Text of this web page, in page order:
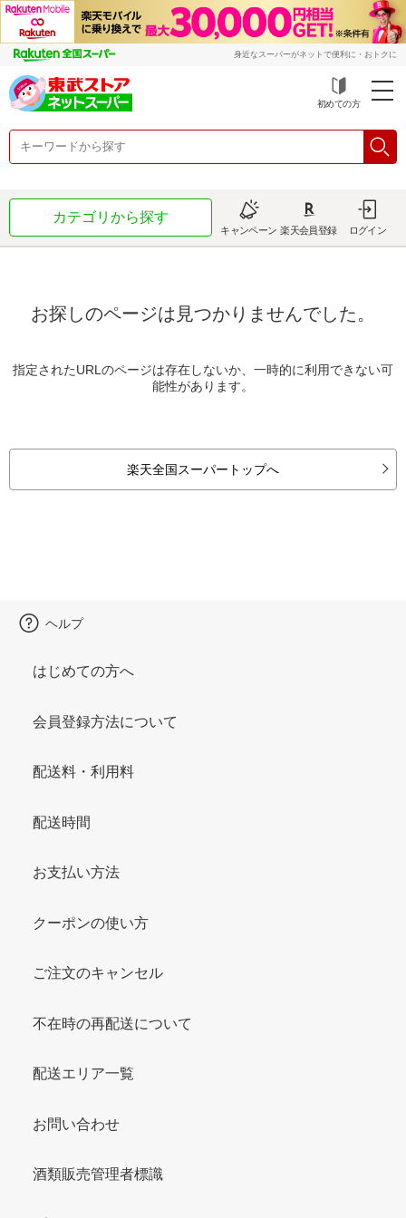
身近なスーパーがネットで便利に・おトクに
初めての方
カテゴリから探す
キャンペーン 楽天会員登録 ログイン
お探しのページは見つかりませんでした。
指定されたURLのページは存在しないか、一時的に利用できない可
能性があります。
楽天全国スーパートップへ
ヘルプ
はじめての方へ
会員登録方法について
配送料・利用料
配送時間
お支払い方法
クーポンの使い方
ご注文のキャンセル
不在時の再配送について
配送エリア一覧
お問い合わせ
酒類販売管理者標識